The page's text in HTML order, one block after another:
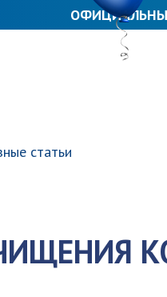
статьи